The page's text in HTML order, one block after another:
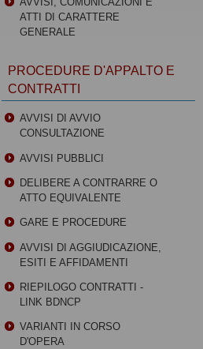
ATTI DI CARATTERE
GENERALE
PROCEDURE D'APPALTO E
CONTRATTI
AVVISI DI AVVIO
CONSULTAZIONE
AVVISI PUBBLICI
DELIBERE A CONTRARRE O
ATTO EQUIVALENTE
GARE E PROCEDURE
AVVISI DI AGGIUDICAZIONE,
ESITI E AFFIDAMENTI
RIEPILOGO CONTRATTI -
LINK BDNCP
VARIANTI IN CORSO
D'OPERA